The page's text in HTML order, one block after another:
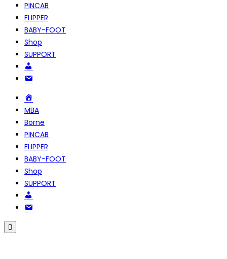
PINCAB
FLIPPER
BABY-FOOT
Shop
SUPPORT
MBA
Borne
PINCAB
FLIPPER
BABY-FOOT
Shop
SUPPORT